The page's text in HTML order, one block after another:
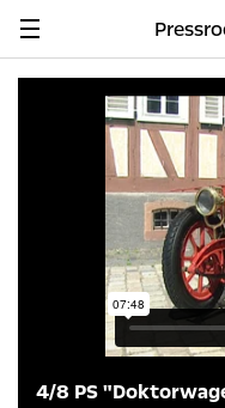
Navigation
4/8 PS